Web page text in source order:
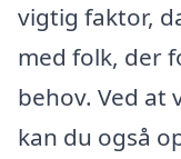
vigtig faktor,
med folk, der
behov. Ved
kan du også